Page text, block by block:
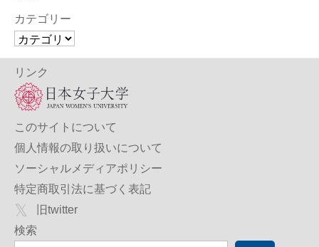
カテゴリー
リンク
このサイトについて
個人情報の取り扱いについて
ソーシャルメディアポリシー
特定商取引法に基づく表記
旧twitter
検索